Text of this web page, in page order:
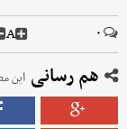
۰ A
هم رسانی این